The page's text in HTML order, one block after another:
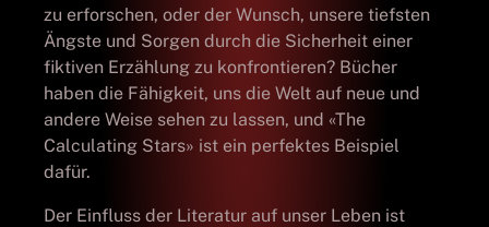
zu erforschen, oder der Wunsch, unsere tiefsten
Ängste und Sorgen durch die Sicherheit einer
fiktiven Erzählung zu konfrontieren? Bücher
haben die Fähigkeit, uns die Welt auf neue und
andere Weise sehen zu lassen, und «The
Calculating Stars» ist ein perfektes Beispiel
dafür.
Der Einfluss der Literatur auf unser Leben ist